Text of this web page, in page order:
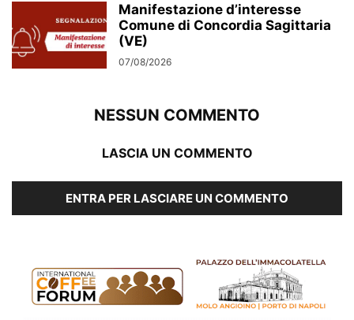
Manifestazione d’interesse
Comune di Concordia Sagittaria
(VE)
07/08/2026
NESSUN COMMENTO
LASCIA UN COMMENTO
ENTRA PER LASCIARE UN COMMENTO